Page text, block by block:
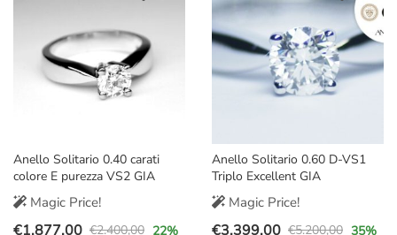
€2.900,00.
€2.077,00.
Anello Solitario 0.40 carati
colore E purezza VS2 GIA
Magic Price!
€2.400,00
€1.877,00 22%
Anello Solitario 0.60 D-VS1
Triplo Excellent GIA
Magic Price!
€5.200,00
€3.399,00 35%